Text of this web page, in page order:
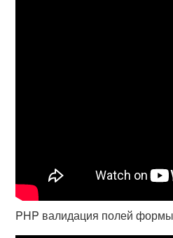
PHP валидация полей формы